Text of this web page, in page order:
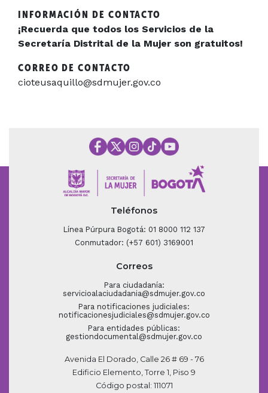
INFORMACIÓN DE CONTACTO
¡Recuerda que todos los Servicios de la
Secretaría Distrital de la Mujer son gratuitos!
CORREO DE CONTACTO
cioteusaquillo@sdmujer.gov.co
Teléfonos
Línea Púrpura Bogotá: 01 8000 112 137
Conmutador: (+57 601) 3169001
Correos
Para ciudadanía:
servicioalaciudadania@sdmujer.gov.co
Para notificaciones judiciales:
notificacionesjudiciales@sdmujer.gov.co
Para entidades públicas:
gestiondocumental@sdmujer.gov.co
Avenida El Dorado, Calle 26 # 69 - 76
Edificio Elemento, Torre 1, Piso 9
Código postal: 111071